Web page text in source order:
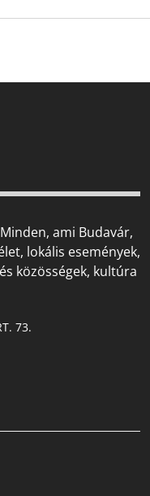
ami Budavár,
lokális események,
közösségek, kultúra
73.